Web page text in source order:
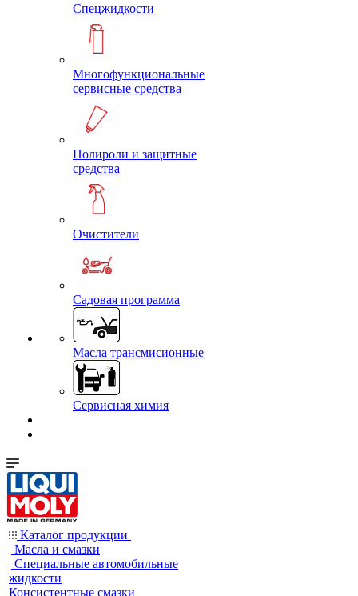
Спецжидкости
Многофункциональные
сервисные средства
Полироли и защитные
средства
Очистители
Садовая программа
Масла трансмисионные
Сервисная химия
Каталог продукции
Масла и смазки
Специальные автомобильные
жидкости
Консистентные смазки